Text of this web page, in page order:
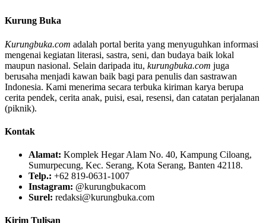
Kurung Buka
Kurungbuka.com adalah portal berita yang menyuguhkan informasi
mengenai kegiatan literasi, sastra, seni, dan budaya baik lokal
maupun nasional. Selain daripada itu, kurungbuka.com juga
berusaha menjadi kawan baik bagi para penulis dan sastrawan
Indonesia. Kami menerima secara terbuka kiriman karya berupa
cerita pendek, cerita anak, puisi, esai, resensi, dan catatan perjalanan
(piknik).
Kontak
Alamat: Komplek Hegar Alam No. 40, Kampung Ciloang,
Sumurpecung, Kec. Serang, Kota Serang, Banten 42118.
Telp.: +62 819-0631-1007
Instagram: @kurungbukacom
Surel: redaksi@kurungbuka.com
Kirim Tulisan